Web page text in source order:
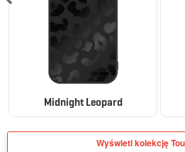
Midnight Leopard
Wyświetl kolekcję